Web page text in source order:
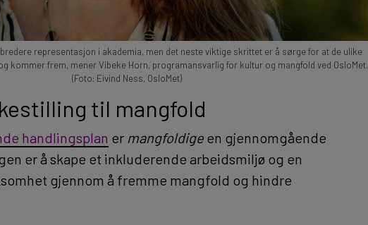
representasjon i akademia, men det neste viktige skrittet er å sørge for at de ulike
kommer frem, mener Vibeke Horn, programansvarlig for kultur og mangfold ved OsloMet.
(Foto: Eivind Ness, OsloMet)
til mangfold
handlingsplan er mangfoldige en gjennomgående
er å skape et inkluderende arbeidsmiljø og en
gjennom å fremme mangfold og hindre